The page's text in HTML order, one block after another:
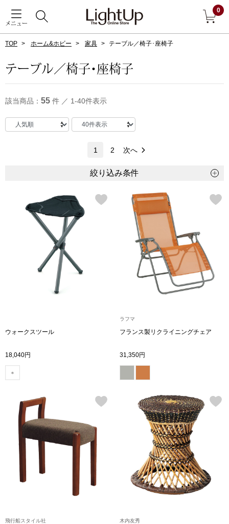
メニュー
0
すべて見る
ン雑貨
アウター
トップス
Tシャツ／カッ
ポロシャツ
ベスト
その他
ボトムス
TOP ホーム&ホビー 家具 テーブル／椅子･座椅子
テーブル／椅子･座椅子
該当商品： 55 件 ／ 1-40件表示
1 2 次へ
絞り込み条件
ウォークスツール
18,040円
ラフマ
フランス製リクライニングチェア
31,350円
飛行船スタイル社 木内友秀